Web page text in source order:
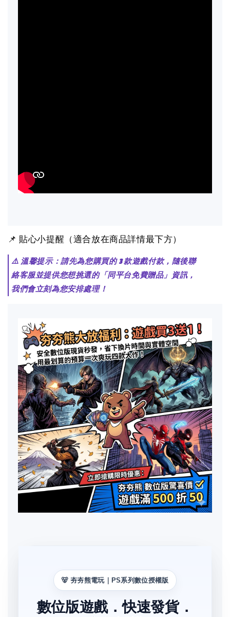
📌 貼心小提醒（適合放在商品詳情最下方）
⚠️ 溫馨提示：請先為您購買的 3 款遊戲付款，隨後聯
絡客服並提供您想挑選的「同平台免費贈品」資訊，
我們會立刻為您安排處理！
🐻 夯夯熊電玩｜PS系列數位授權版
數位版遊戲．快速發貨．